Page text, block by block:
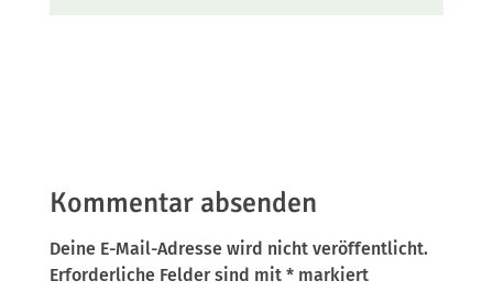
Kommentar absenden
Deine E-Mail-Adresse wird nicht veröffentlicht.
Erforderliche Felder sind mit *markiert